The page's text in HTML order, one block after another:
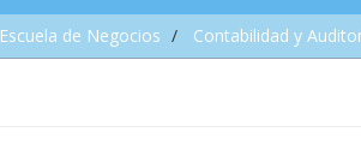
Escuela de Negocios Contabilidad y